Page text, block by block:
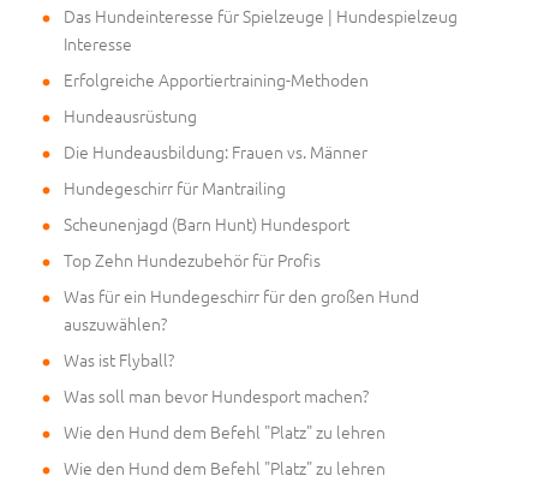
Das Hundeinteresse für Spielzeuge | Hundespielzeug
Interesse
Erfolgreiche Apportiertraining-Methoden
Hundeausrüstung
Die Hundeausbildung: Frauen vs. Männer
Hundegeschirr für Mantrailing
Scheunenjagd (Barn Hunt) Hundesport
Top Zehn Hundezubehör für Profis
Was für ein Hundegeschirr für den großen Hund
auszuwählen?
Was ist Flyball?
Was soll man bevor Hundesport machen?
Wie den Hund dem Befehl "Platz" zu lehren
Wie den Hund dem Befehl "Platz" zu lehren